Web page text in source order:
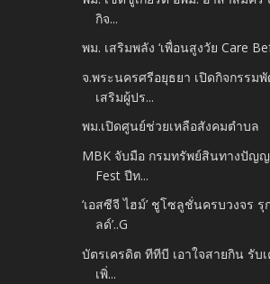
กิจ...
พม. เสริมพลัง ‘เพื่อนสูงวัย Care
จ.พระนครศรีอยุธยา เปิดกิจกรรม
เสริมผู้ปร...
พม.เปิดศูนย์ช่วยเหลือสังคมตำบล
MBK จับมือ กรมทรัพย์สินทางปัญญ
Fest ปีท...
‘เอสซีจี ไฮม์’ ชูโซลูชั่นครบวงจร รุ
ลด์’..G
บัตรเครดิต ทีทีบี เอาใจสายกิน รับ
เพิ่...